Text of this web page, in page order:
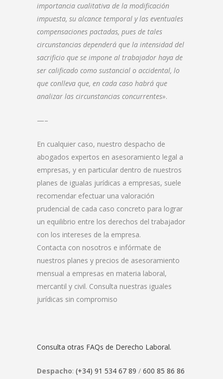
importancia cualitativa de la modificación
impuesta, su alcance temporal y las eventuales
compensaciones pactadas, pues de tales
circunstancias dependerá que la intensidad del
sacrificio que se impone al trabajador haya de
ser calificado como sustancial o accidental, lo
que conlleva que, en cada caso habrá que
analizar las circunstancias concurrentes».
—–
En cualquier caso, nuestro despacho de
abogados expertos en asesoramiento legal a
empresas, y en particular dentro de nuestros
planes de igualas jurídicas a empresas, suele
recomendar efectuar una valoración
prudencial de cada caso concreto para lograr
un equilibrio entre los derechos del trabajador
con los intereses de la empresa.
Contacta con nosotros e infórmate de
nuestros planes y precios de asesoramiento
mensual a empresas en materia laboral,
mercantil y civil. Consulta nuestras iguales
jurídicas sin compromiso
Consulta otras FAQs de Derecho Laboral.
Despacho: (+34) 91 534 67 89 / 600 85 86 86